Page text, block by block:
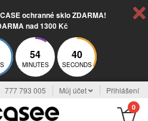
ochranné sklo ZDARMA!
nad 1300 Kč
54
MINUTES
39
SECONDS
777 793 005 Můj účet Přihlášení
0